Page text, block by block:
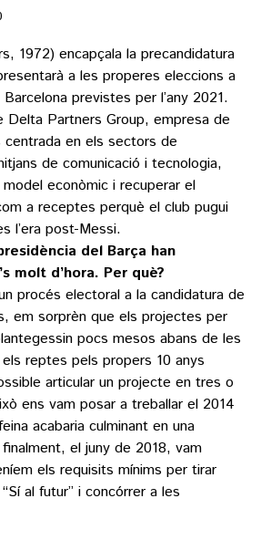
()
()
ACTUALITAT
POLÍTICA
SOCIETAT
ECONOMIA
VEURE TOTES
ESPORTS
HOQUEI PATINS
MOTOR
VEURE TOTES
CULTURA
ARTS ESCÈNIQUES
CULTURA POPULAR
LLIBRES
CALAIX
VEURE TOTES
SUPLEMENTS
FOTOGALERIES
AGENDA
BLOGOSFERA
1972) encapçala la precandidatura
a les properes eleccions a
previstes per l’any 2021.
Delta Partners Group, empresa de
centrada en els sectors de
de comunicació i tecnologia,
econòmic i recuperar el
a receptes perquè el club pugui
l’era post-Messi.
del Barça han
molt d’hora. Per què?
procés electoral a la candidatura de
em sorprèn que els projectes per
pocs mesos abans de les
reptes pels propers 10 anys
articular un projecte en tres o
ens vam posar a treballar el 2014
acabaria culminant en una
el juny de 2018, vam
els requisits mínims per tirar
al futur” i concórrer a les